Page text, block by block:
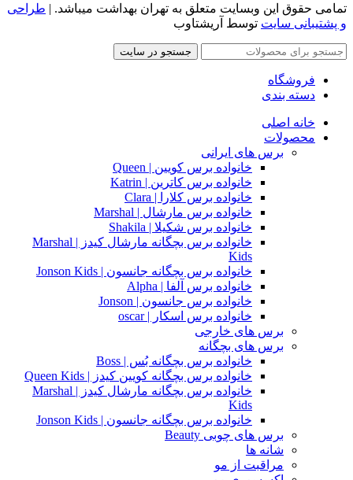
تمامی حقوق این وبسایت متعلق به تهران بهداشت میباشد. | طراحی
و پشتیبانی سایت توسط آریشتاوب
جستجو در سایت
فروشگاه
دسته بندی
خانه اصلی
محصولات
برس های ایرانی
خانواده برس کویین | Queen
خانواده برس کاترین | Katrin
خانواده برس کلارا | Clara
خانواده برس مارشال | Marshal
خانواده برس شکیلا | Shakila
خانواده برس بچگانه مارشال کیدز | Marshal
Kids
خانواده برس بچگانه جانسون | Jonson Kids
خانواده برس آلفا | Alpha
خانواده برس جانسون | Jonson
خانواده برس اسکار | oscar
برس های خارجی
برس های بچگانه
خانواده برس بچگانه بُس | Boss
خانواده برس بچگانه کویین کیدز | Queen Kids
خانواده برس بچگانه مارشال کیدز | Marshal
Kids
خانواده برس بچگانه جانسون | Jonson Kids
برس های چوبی Beauty
شانه ها
مراقبت از مو